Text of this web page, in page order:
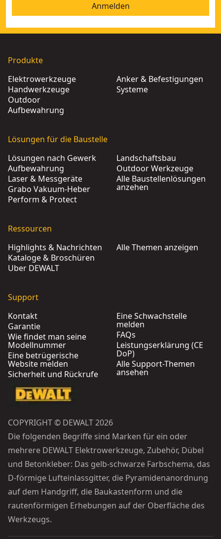
Anmelden
Produkte
Elektrowerkzeuge
Handwerkzeuge
Outdoor
Aufbewahrung
Anker & Befestigungen
Systeme
Lösungen für die Baustelle
Lösungen nach Gewerk
Aufbewahrung
Laser & Messgeräte
Grabo Vakuum-Heber
Perform & Protect
Landschaftsbau
Outdoor Werkzeuge
Alle Baustellenlösungen
anzehen
Ressourcen
Highlights & Nachrichten
Kataloge & Broschüren
Über DEWALT
Alle Themen anzeigen
Support
Kontakt
Garantie
Wie findet man seine
Modellnummer
Eine betrügerische
Website melden
Sicherheit und Rückrufe
Eine Schwachstelle
melden
FAQs
Leistungserklärung (CE
DoP)
Alle Support-Themen
ansehen
COPYRIGHT © DEWALT 2026
Die folgenden Begriffe sind Marken für ein oder
mehrere DEWALT Elektrowerkzeuge, Zubehör, Dübel
und Betonkleber: Das gelb-schwarze Farbschema, das
D-förmige Lufteinlassgitter, die Pyramidenanordnung
auf dem Handgriff, die Baukastenform und die
rautenförmigen Erhebungen auf der Oberfläche des
Werkzeugs.